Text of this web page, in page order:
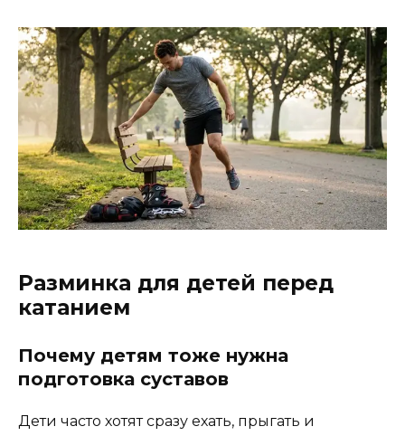
Разминка для детей перед
катанием
Почему детям тоже нужна
подготовка суставов
Дети часто хотят сразу ехать, прыгать и